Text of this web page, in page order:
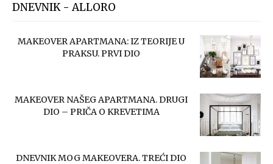
DNEVNIK - ALLORO
MAKEOVER APARTMANA: IZ TEORIJE U
PRAKSU. PRVI DIO
MAKEOVER NAŠEG APARTMANA. DRUGI
DIO – PRIČA O KREVETIMA
DNEVNIK MOG MAKEOVERA. TREĆI DIO